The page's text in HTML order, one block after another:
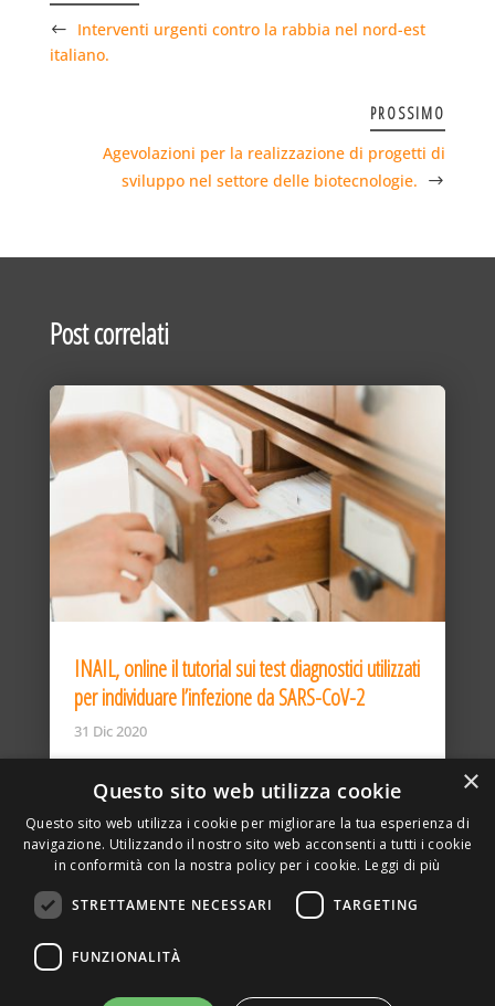
Interventi urgenti contro la rabbia nel nord-est
italiano.
PROSSIMO
Agevolazioni per la realizzazione di progetti di
sviluppo nel settore delle biotecnologie.
Post correlati
INAIL, online il tutorial sui test diagnostici utilizzati
per individuare l’infezione da SARS-CoV-2
31 Dic 2020
DELLA TORRE, 15 – 20127 – MILANO – P. IVA
×
Questo sito web utilizza cookie
Questo sito web utilizza i cookie per migliorare la tua esperienza di
navigazione. Utilizzando il nostro sito web acconsenti a tutti i cookie
in conformità con la nostra policy per i cookie. Leggi di più
STRETTAMENTE NECESSARI TARGETING
FUNZIONALITÀ